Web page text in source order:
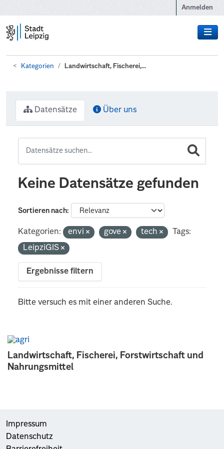
Anmelden
Kategorien Landwirtschaft, Fischerei,...
Landwirtschaft, Fischerei, Forstwirtschaft und
Nahrungsmittel
Datensätze Über uns
Keine Datensätze gefunden
Sortieren nach
Kategorien: envi gove tech
Tags:
LeipziGIS
Ergebnisse filtern
Bitte versuch es mit einer anderen Suche.
Impressum
Datenschutz